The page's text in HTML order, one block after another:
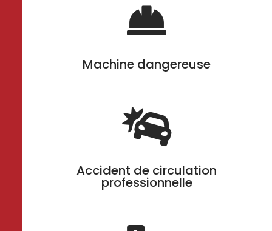

Machine dangereuse

Accident de circulation
professionnelle